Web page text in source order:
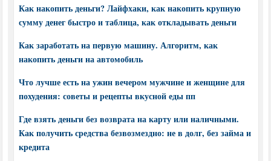
Как накопить деньги? Лайфхаки, как накопить крупную
сумму денег быстро и таблица, как откладывать деньги
Как заработать на первую машину. Алгоритм, как
накопить деньги на автомобиль
Что лучше есть на ужин вечером мужчине и женщине для
похудения: советы и рецепты вкусной еды пп
Где взять деньги без возврата на карту или наличными.
Как получить средства безвозмездно: не в долг, без займа и
кредита